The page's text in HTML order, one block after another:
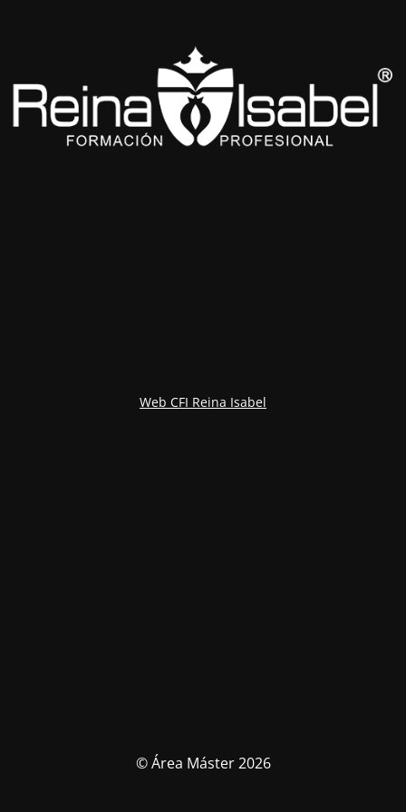
Web CFI Reina Isabel
© Área Máster 2026